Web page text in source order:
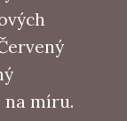
na míru.